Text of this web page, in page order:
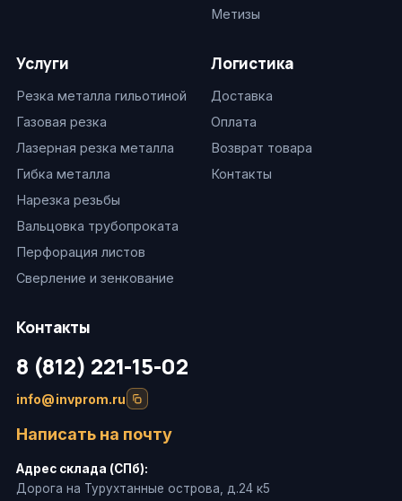
Метизы
Услуги
Резка металла гильотиной
Газовая резка
Лазерная резка металла
Гибка металла
Нарезка резьбы
Вальцовка трубопроката
Перфорация листов
Сверление и зенкование
Логистика
Доставка
Оплата
Возврат товара
Контакты
Контакты
8 (812) 221-15-02
info@invprom.ru
Написать на почту
Адрес склада (СПб):
Дорога на Турухтанные острова, д.24 к5